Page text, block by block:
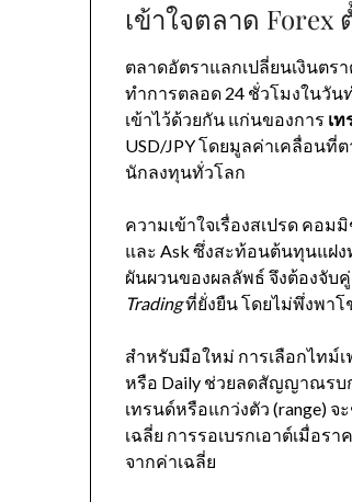
เข้าใจตลาด Forex
ตลาดอัตราแลกเปลี่ยนเงินตร
ทำการตลอด 24 ชั่วโมงในวัน
เข้าไว้ด้วยกัน แก่นของการ เท
USD/JPY โดยมูลค่าเคลื่อนที่
นักลงทุนทั่วโลก
ความเข้าใจเรื่องสเปรด คอม
และ Ask ซึ่งสะท้อนต้นทุนแฝง
ผันผวนของผลลัพธ์ จึงต้องจับ
Tradingที่ยั่งยืน โดยไม่พึ่งพา
สำหรับมือใหม่ การเลือกไทม์
หรือ Daily ช่วยลดสัญญาณรบ
เทรนด์หรือแกว่งตัว (range)
เฉลี่ย การรอเบรกเอาต์เมื่อร
จากค่าเฉลี่ย